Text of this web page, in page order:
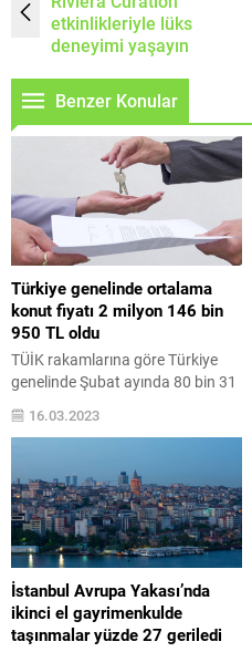
etkinlikleriyle lüks
deneyimi yaşayın
Benzer Konular
Türkiye genelinde ortalama
konut fiyatı 2 milyon 146 bin
950 TL oldu
TÜİK rakamlarına göre Türkiye
genelinde Şubat ayında 80 bin 31
konut satışı gerçekleşti. Türkiye
genelinde konut satışları şubat
bir önceki yılın aynı ayına göre
%18 azaldı. Yapay zekâ ve büyük
veri analizi ile gayrimenkul
değerlemesinde güvenilir
sonuçlara ulaşan Endeksa’nın
verilerine göre Türkiye genelinde
şubat...
16.03.2023
İstanbul Avrupa Yakası’nda
ikinci el gayrimenkulde
taşınmalar yüzde 27 geriledi